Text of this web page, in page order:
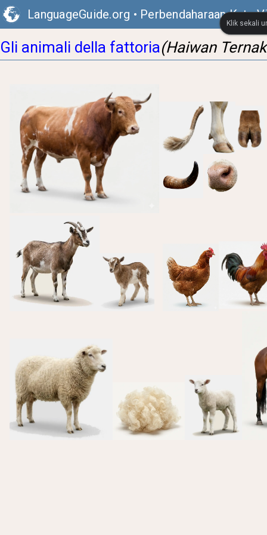
LanguageGuide.org • Perbendaharaan Kata
Gli animali della fattoria(Haiwan
Klik sekali